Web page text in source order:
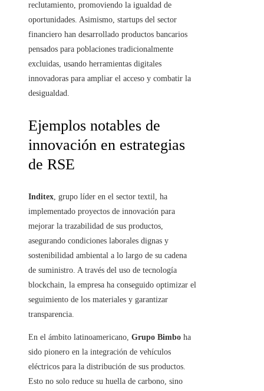
reclutamiento, promoviendo la igualdad de
oportunidades. Asimismo, startups del sector
financiero han desarrollado productos bancarios
pensados para poblaciones tradicionalmente
excluidas, usando herramientas digitales
innovadoras para ampliar el acceso y combatir la
desigualdad.
Ejemplos notables de
innovación en estrategias
de RSE
Inditex, grupo líder en el sector textil, ha
implementado proyectos de innovación para
mejorar la trazabilidad de sus productos,
asegurando condiciones laborales dignas y
sostenibilidad ambiental a lo largo de su cadena
de suministro. A través del uso de tecnología
blockchain, la empresa ha conseguido optimizar el
seguimiento de los materiales y garantizar
transparencia.
En el ámbito latinoamericano, Grupo Bimbo ha
sido pionero en la integración de vehículos
eléctricos para la distribución de sus productos.
Esto no solo reduce su huella de carbono, sino